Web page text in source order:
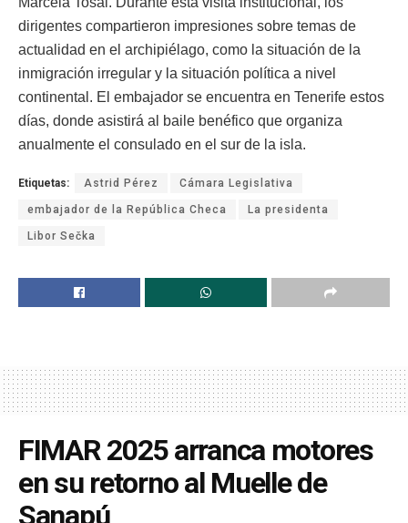
dirigentes compartieron impresiones sobre temas de
actualidad en el archipiélago, como la situación de la
inmigración irregular y la situación política a nivel
continental. El embajador se encuentra en Tenerife estos
días, donde asistirá al baile benéfico que organiza
anualmente el consulado en el sur de la isla.
Etiquetas: Astrid Pérez Cámara Legislativa
embajador de la República Checa La presidenta
Libor Sečka
FIMAR 2025 arranca motores
en su retorno al Muelle de
Sanapú